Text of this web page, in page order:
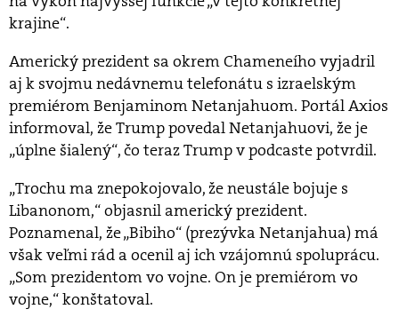
krajine“.
Americký prezident sa okrem Chameneího vyjadril
aj k svojmu nedávnemu telefonátu s izraelským
premiérom Benjaminom Netanjahuom. Portál Axios
informoval, že Trump povedal Netanjahuovi, že je
„úplne šialený“, čo teraz Trump v podcaste potvrdil.
„Trochu ma znepokojovalo, že neustále bojuje s
Libanonom,“ objasnil americký prezident.
Poznamenal, že „Bibiho“ (prezývka Netanjahua) má
však veľmi rád a ocenil aj ich vzájomnú spoluprácu.
„Som prezidentom vo vojne. On je premiérom vo
vojne,“ konštatoval.